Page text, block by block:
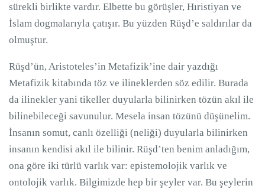
sürekli birlikte vardır. Elbette bu görüşler, Hıristiyan ve
İslam dogmalarıyla çatışır. Bu yüzden Rüşd’e saldırılar da
olmuştur.
Rüşd’ün, Aristoteles’in Metafizik’ine dair yazdığı
Metafizik kitabında töz ve ilineklerden söz edilir. Burada
da ilinekler yani tikeller duyularla bilinirken tözün akıl ile
bilinebileceği savunulur. Mesela insan tözünü düşünelim.
İnsanın somut, canlı özelliği (neliği) duyularla bilinirken
insanın kendisi akıl ile bilinir. Rüşd’ten benim anladığım,
ona göre iki türlü varlık var: epistemolojik varlık ve
ontolojik varlık. Bilgimizde hep bir şeyler var. Bu şeylerin